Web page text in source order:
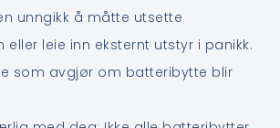
unngikk å måtte utsette
eller leie inn eksternt utstyr i panikk.
som avgjør om batteribytte blir